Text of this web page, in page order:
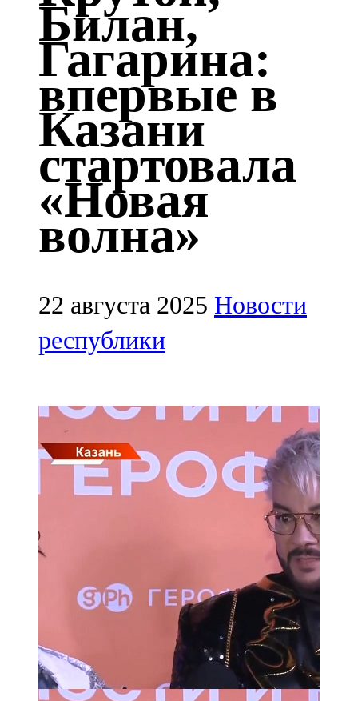
Казан
91,5 FM
Кайбыч
106,1 FM
Кама тамагы
71,51 FM
Кукмара
107,9 FM
Лениногорский
102,1 FM
Мамадыш
106,2 FM
Минзәлә
107,3 FM
Мөслим
100,0 FM
Нурлат
104,7 FM
Олы Әтнә
71,42 FM
Билан,
Гагарина:
впервые в
Казани
стартовала
«Новая
волна»
22 августа 2025 Новости
республики